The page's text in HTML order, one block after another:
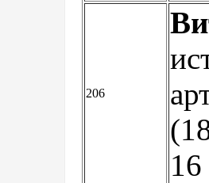
206